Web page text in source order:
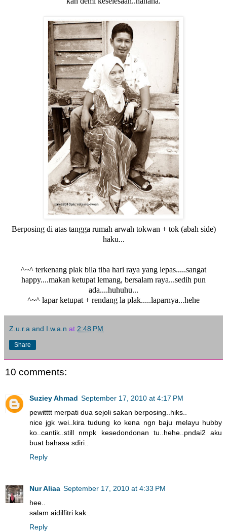
Berposing di atas tangga rumah arwah tokwan + tok (abah side)
haku...
^~^ terkenang plak bila tiba hari raya yang lepas.....sangat
happy....makan ketupat lemang, bersalam raya...sedih pun
ada....huhuhu...
^~^ lapar ketupat + rendang la plak.....laparnya...hehe
Z.u.r.a and I.w.a.n at 2:48 PM
Share
10 comments:
Suziey Ahmad September 17, 2010 at 4:17 PM
pewitttt merpati dua sejoli sakan berposing..hiks..
nice jgk wei..kira tudung ko kena ngn baju melayu hubby
ko..cantik..still nmpk kesedondonan tu..hehe..pndai2 aku
buat bahasa sdiri..
Reply
Nur Aliaa September 17, 2010 at 4:33 PM
hee..
salam aidilfitri kak..
Reply